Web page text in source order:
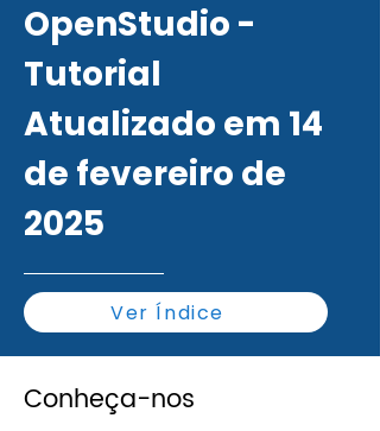
OpenStudio -
Tutorial
Atualizado em 14
de fevereiro de
2025
Ver Índice
Conheça-nos